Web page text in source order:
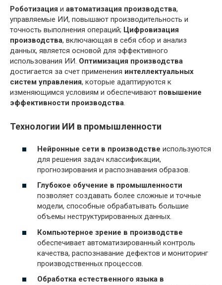
Роботизация и автоматизация производства,
управляемые ИИ, повышают производительность и
точность выполнения операций; Цифровизация
производства, включающая в себя сбор и анализ
данных, является основой для эффективного
использования ИИ. Оптимизация производства
достигается за счет применения интеллектуальных
систем управления, которые адаптируются к
изменяющимся условиям и обеспечивают повышение
эффективности производства.
Технологии ИИ в промышленности
Нейронные сети в производстве используются
для решения задач классификации,
прогнозирования и распознавания образов.
Глубокое обучение в промышленности
позволяет создавать более сложные и точные
модели, способные обрабатывать большие
объемы неструктурированных данных.
Компьютерное зрение в производстве
обеспечивает автоматизированный контроль
качества, распознавание дефектов и мониторинг
производственных процессов.
Обработка естественного языка в